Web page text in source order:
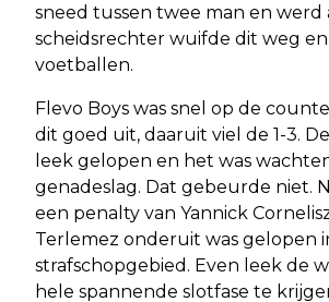
sneed tussen twee man en werd
scheidsrechter wuifde dit weg
voetballen.
Flevo Boys was snel op de
dit goed uit, daaruit viel de 1-3.
leek gelopen en het was
genadeslag. Dat gebeurde niet.
een penalty van Yannick
Terlemez onderuit was gelopen
strafschopgebied. Even leek de
hele spannende slotfase te